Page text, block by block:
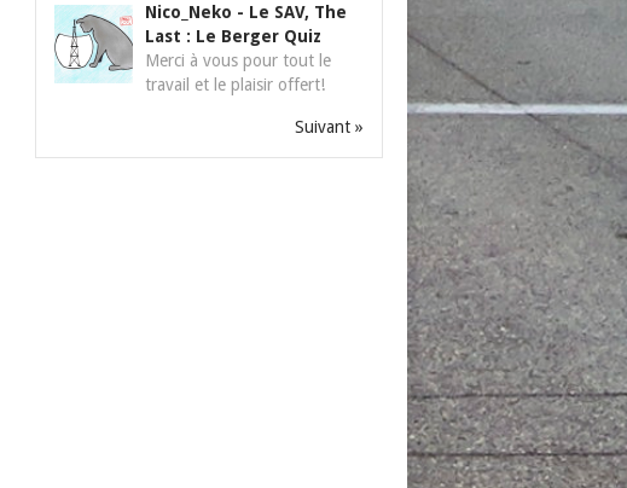
Nico_Neko - Le SAV, The
Last : Le Berger Quiz
Merci à vous pour tout le
travail et le plaisir offert!
Suivant »